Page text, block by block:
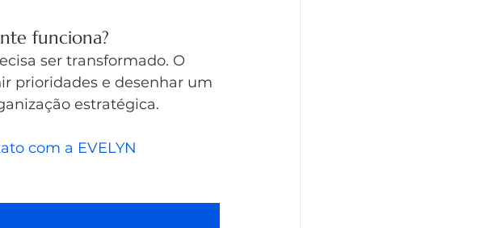
funciona?
ser transformado. O
prioridades e desenhar um
estratégica.
com a EVELYN